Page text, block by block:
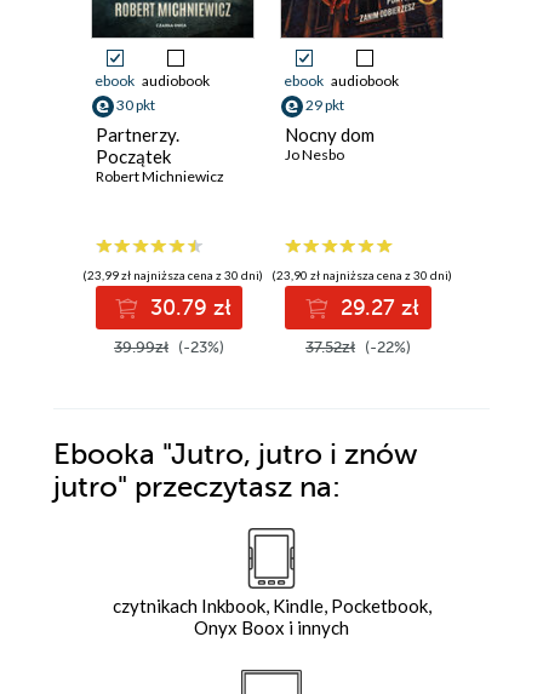
ebook audiobook
30 pkt
Partnerzy.
Początek
Robert Michniewicz
(23,99 zł najniższa cena z 30 dni)
30.79 zł
39.99zł (-23%)
ebook audiobook
29 pkt
Nocny dom
Jo Nesbo
(23,90 zł najniższa cena z 30 dni)
29.27 zł
37.52zł (-22%)
Ebooka "Jutro, jutro i znów
jutro" przeczytasz na:
czytnikach Inkbook, Kindle, Pocketbook,
Onyx Boox i innych